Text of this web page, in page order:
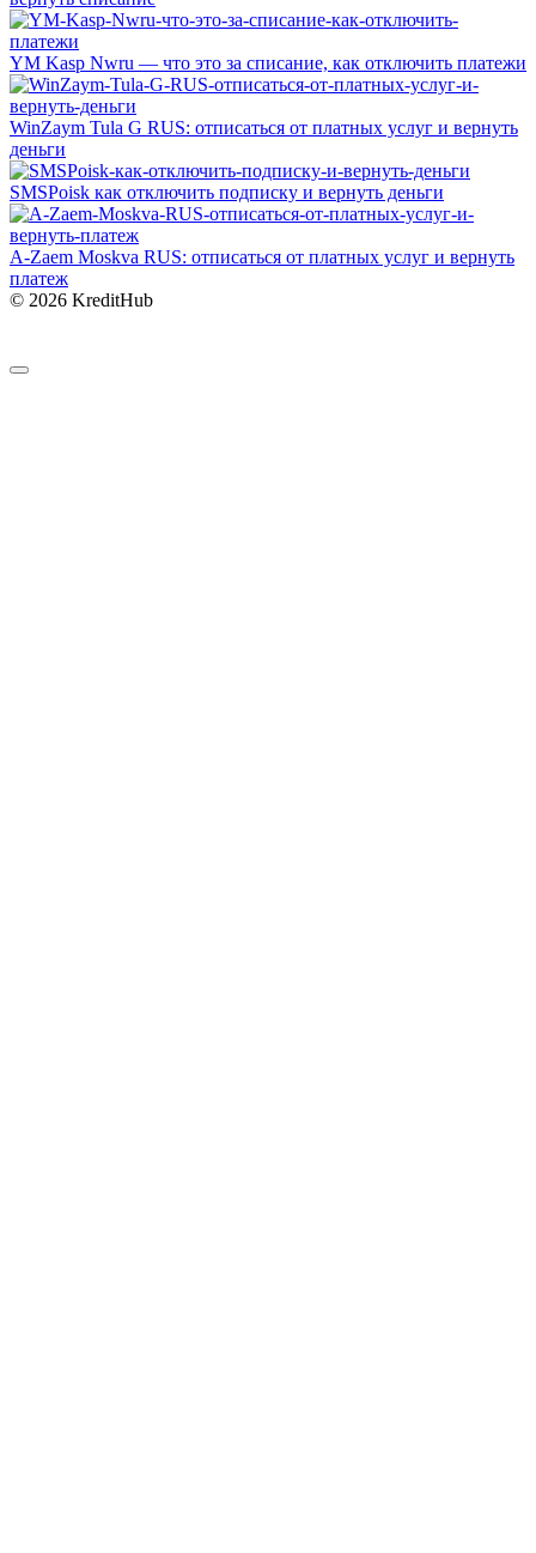
YM Kasp Nwru — что это за списание, как отключить платежи
WinZaym Tula G RUS: отписаться от платных услуг и вернуть
деньги
SMSPoisk как отключить подписку и вернуть деньги
A-Zaem Moskva RUS: отписаться от платных услуг и вернуть
платеж
© 2026 KreditHub